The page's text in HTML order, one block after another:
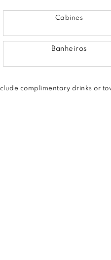
Cabines
Banheiros
complimentary drinks or